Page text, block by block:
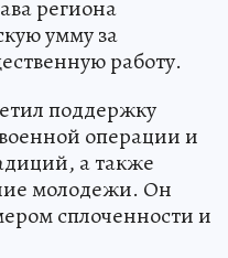
региона
умму за
работу.
поддержку
операции и
а также
молодежи. Он
сплоченности и